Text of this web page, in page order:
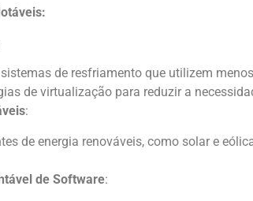
de resfriamento que utilizem
de virtualização para reduzir a
:
de energia renováveis, como solar e
de Software: